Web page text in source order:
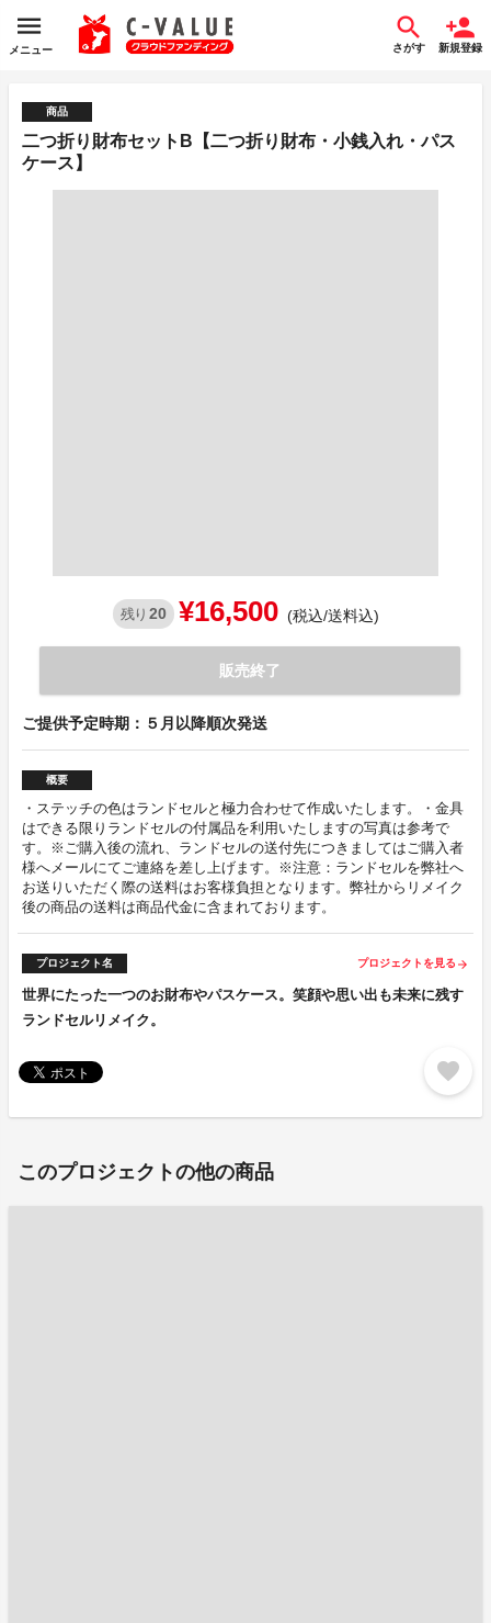
メニュー さがす 新規登録
商品
二つ折り財布セットB【二つ折り財布・小銭入れ・パス
ケース】
残り 20 ¥16,500 (税込/送料込)
販売終了
ご提供予定時期：５月以降順次発送
概要
・ステッチの色はランドセルと極力合わせて作成いたします。・金具
はできる限りランドセルの付属品を利用いたしますの写真は参考で
す。※ご購入後の流れ、ランドセルの送付先につきましてはご購入者
様へメールにてご連絡を差し上げます。※注意：ランドセルを弊社へ
お送りいただく際の送料はお客様負担となります。弊社からリメイク
後の商品の送料は商品代金に含まれております。
プロジェクト名 プロジェクトを見る arrow_forward
世界にたった一つのお財布やパスケース。笑顔や思い出も未来に残す
ランドセルリメイク。
favorite
このプロジェクトの他の商品